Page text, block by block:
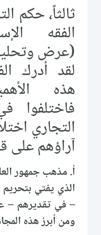
ثالثاً، حكم
الفقه
(عرض
لقد أدرك
هذه
فاختلفوا
التجاري
آراؤهم على
أ. مذهب جمهور
الذي يفتي بتحريم
– في تقديرهم –
ومن أبرز هذه